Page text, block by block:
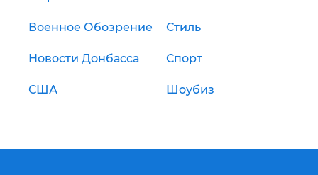
Военное Обозрение Стиль
Новости Донбасса Спорт
США Шоубиз